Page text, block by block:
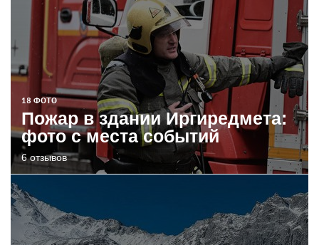
18 ФОТО
Пожар в здании Иргиредмета:
фото с места событий
6 отзывов